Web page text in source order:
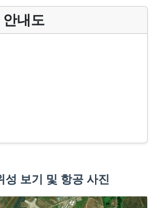
내도
성 보기 및 항공 사진